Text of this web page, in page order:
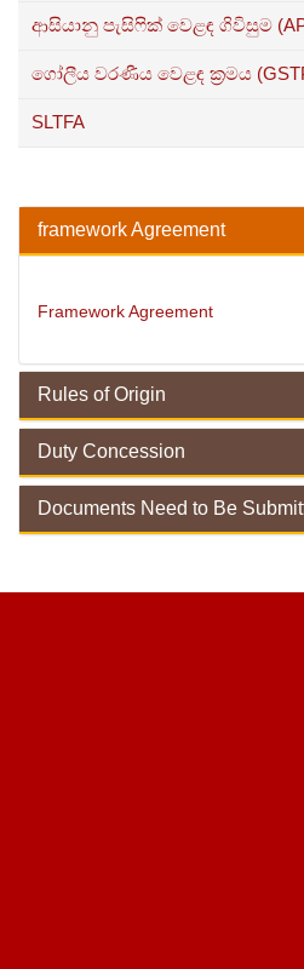
ආසියානු පැසිෆික් වෙළඳ ගිවිසුම
ගෝලීය වරණීය වෙළඳ ක්‍රමය
SLTFA
framework Agreement
Framework Agreement
Rules of Origin
Rules of Origin
Duty Concession
Duty Concessions
Documents Need to Be
Documents Need to Be Submitted